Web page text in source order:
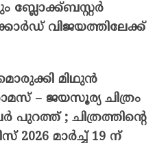
ബ്ലോക്ക്ബസ്റ്റർ
വിജയത്തിലേക്ക്
മിഥുൻ
– ജയസൂര്യ ചിത്രം
പുറത്ത് ; ചിത്രത്തിന്റെ
2026 മാർച്ച് 19 ന്